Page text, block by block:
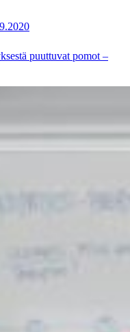
puuttuvat pomot –